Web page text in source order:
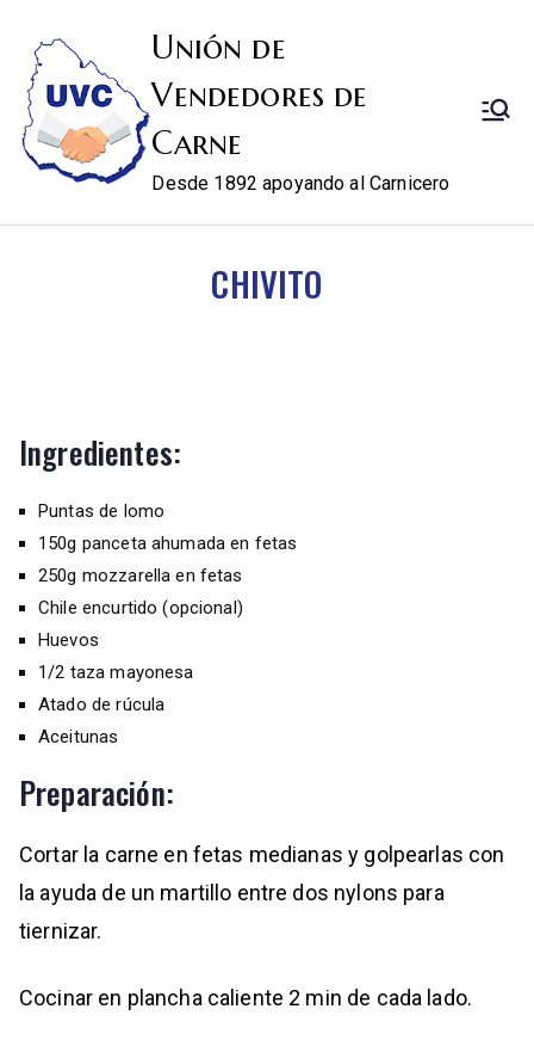
Unión de
Vendedores de
Carne
Desde 1892 apoyando al Carnicero
CHIVITO
Ingredientes:
Puntas de lomo
150g panceta ahumada en fetas
250g mozzarella en fetas
Chile encurtido (opcional)
Huevos
1/2 taza mayonesa
Atado de rúcula
Aceitunas
Preparación:
Cortar la carne en fetas medianas y golpearlas con
la ayuda de un martillo entre dos nylons para
tiernizar.
Cocinar en plancha caliente 2 min de cada lado.